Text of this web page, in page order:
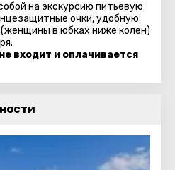
на экскурсию питьевую
очки, удобную
в юбках ниже колен)
входит и оплачивается